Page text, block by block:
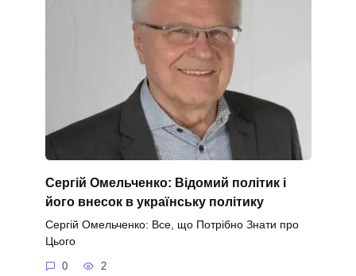
Сергій Омельченко: Відомий політик і
його внесок в українську політику
Сергій Омельченко: Все, що Потрібно Знати про
Цього
0 2